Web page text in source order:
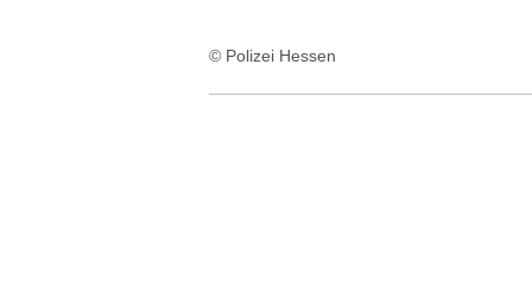
© Polizei Hessen